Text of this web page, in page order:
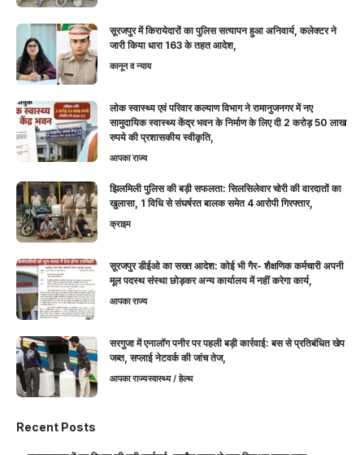
सूरजपुर में किरायेदारों का पुलिस सत्यापन हुआ अनिवार्य, कलेक्टर ने
जारी किया धारा 163 के तहत आदेश,
कानून व न्याय
लोक स्वास्थ्य एवं परिवार कल्याण विभाग ने रामानुजनगर में नए
सामुदायिक स्वास्थ्य केंद्र भवन के निर्माण के लिए दी 2 करोड़ 50 लाख
रुपये की प्रशासकीय स्वीकृति,
आपका राज्य
झिलमिली पुलिस की बड़ी सफलता: सिलसिलेवार चोरी की वारदातों का
खुलासा, 1 विधि से संघर्षरत बालक समेत 4 आरोपी गिरफ्तार,
क्राइम
सूरजपुर डीईओ का सख्त आदेश: कोई भी गैर- शैक्षणिक कर्मचारी अपनी
मूल पदस्थ संस्था छोड़कर अन्य कार्यालय में नहीं करेगा कार्य,
आपका राज्य
सरगुजा में एनालॉग पनीर पर पहली बड़ी कार्रवाई: बस से प्रतिबंधित खेप
जब्त, सप्लाई नेटवर्क की जांच तेज,
आपका राज्यस्वास्थ्य / हेल्थ
Recent Posts